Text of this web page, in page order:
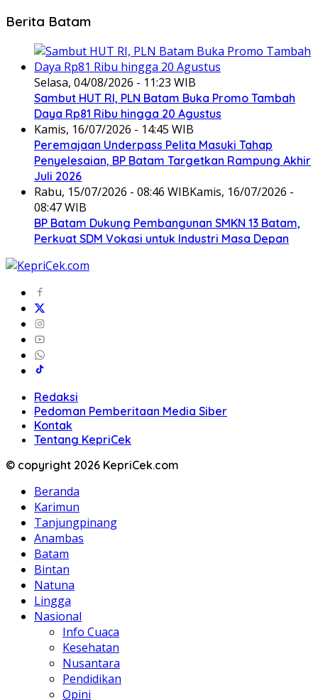
Berita Batam
Selasa, 04/08/2026 - 11:23 WIB
Sambut HUT RI, PLN Batam Buka Promo Tambah
Daya Rp81 Ribu hingga 20 Agustus
Kamis, 16/07/2026 - 14:45 WIB
Peremajaan Underpass Pelita Masuki Tahap
Penyelesaian, BP Batam Targetkan Rampung Akhir
Juli 2026
Rabu, 15/07/2026 - 08:46 WIBKamis, 16/07/2026 -
08:47 WIB
BP Batam Dukung Pembangunan SMKN 13 Batam,
Perkuat SDM Vokasi untuk Industri Masa Depan
Redaksi
Pedoman Pemberitaan Media Siber
Kontak
Tentang KepriCek
© copyright 2026 KepriCek.com
Beranda
Karimun
Tanjungpinang
Anambas
Batam
Bintan
Natuna
Lingga
Nasional
Info Cuaca
Kesehatan
Nusantara
Pendidikan
Opini